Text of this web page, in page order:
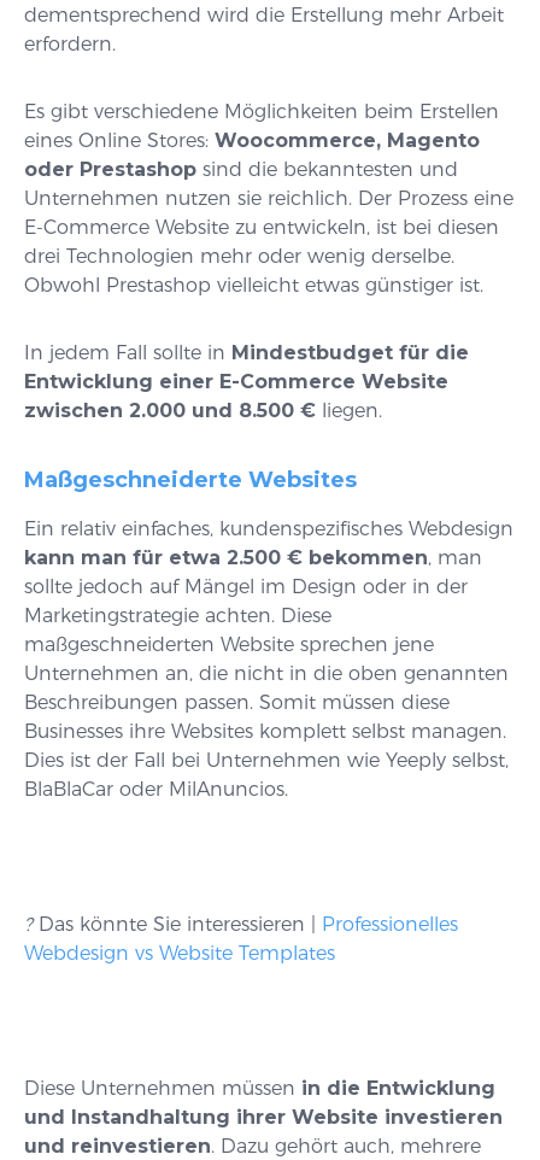
dementsprechend wird die Erstellung mehr Arbeit
erfordern.
Es gibt verschiedene Möglichkeiten beim Erstellen
eines Online Stores: Woocommerce, Magento
oder Prestashop sind die bekanntesten und
Unternehmen nutzen sie reichlich. Der Prozess eine
E-Commerce Website zu entwickeln, ist bei diesen
drei Technologien mehr oder wenig derselbe.
Obwohl Prestashop vielleicht etwas günstiger ist.
In jedem Fall sollte in Mindestbudget für die
Entwicklung einer E-Commerce Website
zwischen 2.000 und 8.500 € liegen.
Maßgeschneiderte Websites
Ein relativ einfaches, kundenspezifisches Webdesign
kann man für etwa 2.500 € bekommen, man
sollte jedoch auf Mängel im Design oder in der
Marketingstrategie achten. Diese
maßgeschneiderten Website sprechen jene
Unternehmen an, die nicht in die oben genannten
Beschreibungen passen. Somit müssen diese
Businesses ihre Websites komplett selbst managen.
Dies ist der Fall bei Unternehmen wie Yeeply selbst,
BlaBlaCar oder MilAnuncios.
? Das könnte Sie interessieren |
Professionelles
Webdesign vs Website Templates
Diese Unternehmen müssen in die Entwicklung
und Instandhaltung ihrer Website investieren
und reinvestieren. Dazu gehört auch, mehrere